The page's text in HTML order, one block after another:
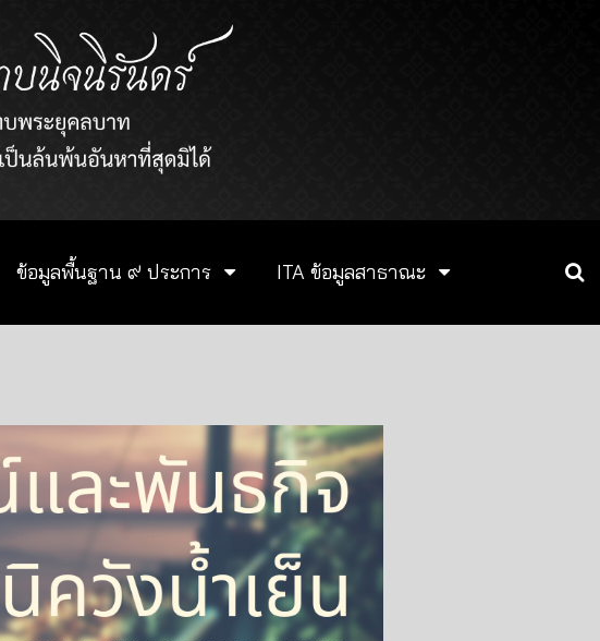
ข้อมูลพื้นฐาน ๙ ประการ ITA ข้อมูลสาธาณะ